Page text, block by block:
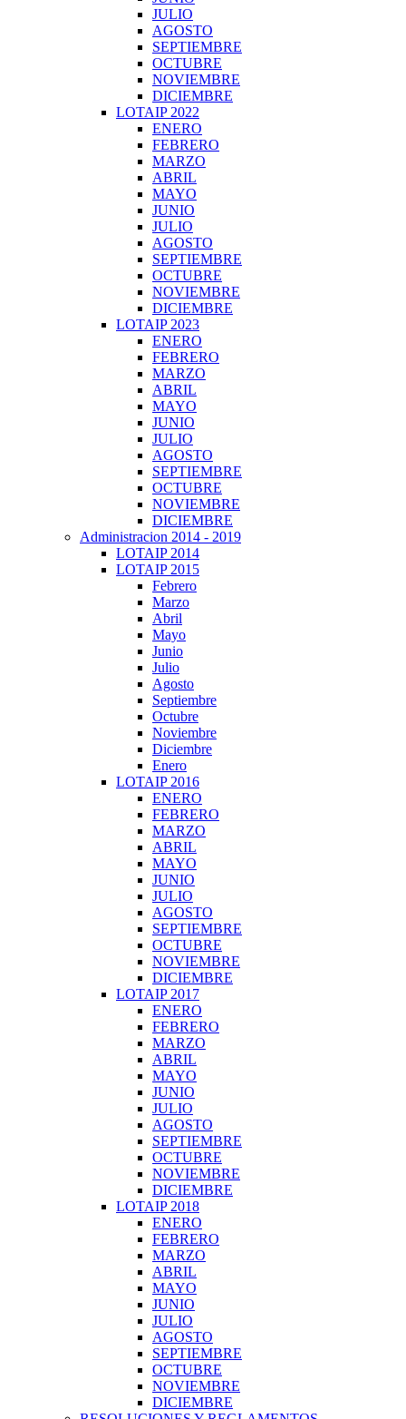
JULIO
AGOSTO
SEPTIEMBRE
OCTUBRE
NOVIEMBRE
DICIEMBRE
LOTAIP 2022
ENERO
FEBRERO
MARZO
ABRIL
MAYO
JUNIO
JULIO
AGOSTO
SEPTIEMBRE
OCTUBRE
NOVIEMBRE
DICIEMBRE
LOTAIP 2023
ENERO
FEBRERO
MARZO
ABRIL
MAYO
JUNIO
JULIO
AGOSTO
SEPTIEMBRE
OCTUBRE
NOVIEMBRE
DICIEMBRE
Administracion 2014 - 2019
LOTAIP 2014
LOTAIP 2015
Febrero
Marzo
Abril
Mayo
Junio
Julio
Agosto
Septiembre
Octubre
Noviembre
Diciembre
Enero
LOTAIP 2016
ENERO
FEBRERO
MARZO
ABRIL
MAYO
JUNIO
JULIO
AGOSTO
SEPTIEMBRE
OCTUBRE
NOVIEMBRE
DICIEMBRE
LOTAIP 2017
ENERO
FEBRERO
MARZO
ABRIL
MAYO
JUNIO
JULIO
AGOSTO
SEPTIEMBRE
OCTUBRE
NOVIEMBRE
DICIEMBRE
LOTAIP 2018
ENERO
FEBRERO
MARZO
ABRIL
MAYO
JUNIO
JULIO
AGOSTO
SEPTIEMBRE
OCTUBRE
NOVIEMBRE
DICIEMBRE